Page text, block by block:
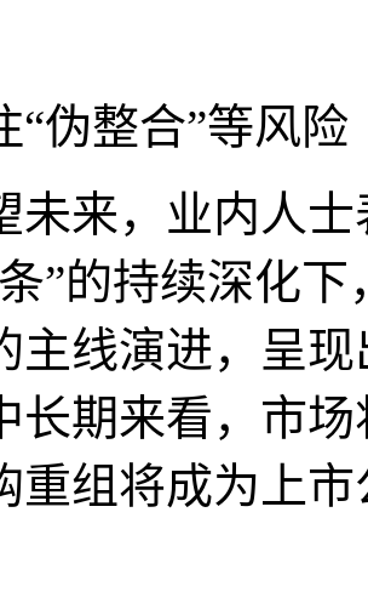
整合”等风险
，业内人士
”的持续深化
主线演进，呈
长期来看，市
重组将成为上